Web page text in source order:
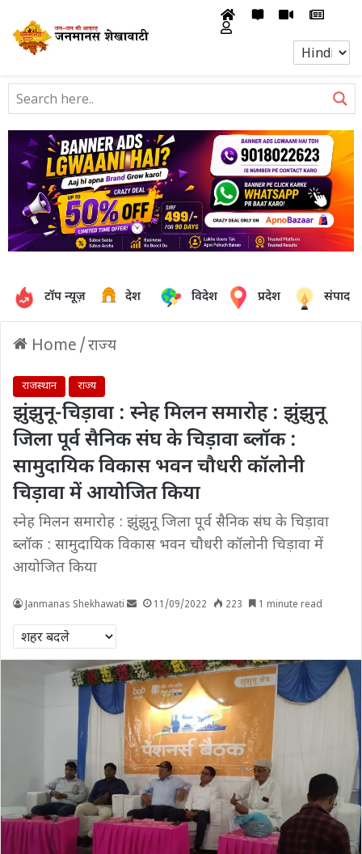
टॉप न्यूज़ देश विदेश प्रदेश
Home /राज्य
राजस्थान राज्य
झुंझुनू-चिड़ावा : स्नेह मिलन समारोह : झुंझुनू
जिला पूर्व सैनिक संघ के चिड़ावा ब्लॉक :
सामुदायिक विकास भवन चौधरी कॉलोनी
चिड़ावा में आयोजित किया
स्नेह मिलन समारोह : झुंझुनू जिला पूर्व सैनिक संघ के चिड़ावा
ब्लॉक : सामुदायिक विकास भवन चौधरी कॉलोनी चिड़ावा में
आयोजित किया
Janmanas Shekhawati 11/09/2022 223 1 minute read